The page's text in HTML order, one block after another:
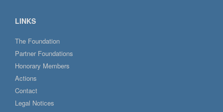
LINKS
The Foundation
Partner Foundations
Honorary Members
Actions
Contact
Legal Notices